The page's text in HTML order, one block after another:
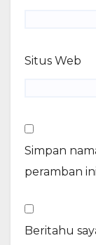
Situs Web
Simpan
peramban
Beritahu